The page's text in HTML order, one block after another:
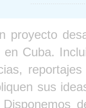
proyecto
Cuba.
sus